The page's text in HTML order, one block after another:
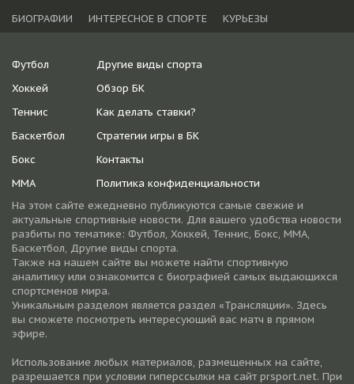
БИОГРАФИИ
ИНТЕРЕСНОЕ В СПОРТЕ КУРЬЕЗЫ
Футбол
Хоккей
Теннис
Баскетбол
Бокс
ММА
Другие виды спорта
Обзор БК
Как делать ставки?
Стратегии игры в БК
Контакты
Политика конфиденциальности
На этом сайте ежедневно публикуются самые свежие и
актуальные спортивные новости. Для вашего удобства новости
разбиты по тематике: Футбол, Хоккей, Теннис, Бокс, ММА,
Баскетбол, Другие виды спорта.
Также на нашем сайте вы можете найти спортивную
аналитику или ознакомится с биографией самых выдающихся
спортсменов мира.
Уникальным разделом является раздел «Трансляции». Здесь
вы сможете посмотреть интересующий вас матч в прямом
эфире.
Использование любых материалов, размещенных на сайте,
разрешается при условии гиперссылки на cайт prsport.net. При